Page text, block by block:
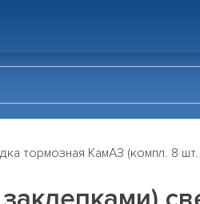
тормозная КамАЗ (компл. 8